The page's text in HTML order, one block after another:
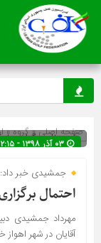
صفحه اصلی» گروه »
۰۳ آذر ۱۳۹۸ - ۱۲:۱۵
جمشیدی خبر داد:
احتمال
مهرداد جمشیدی
آقایان در شهر اهواز